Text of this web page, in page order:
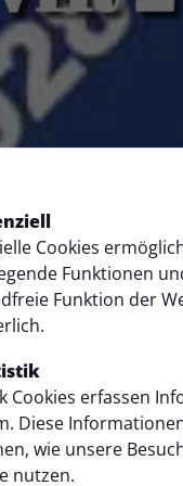
Cookies
Funktionen
Funktion der
Cookies erfassen
Diese
wie unsere
nutzen.